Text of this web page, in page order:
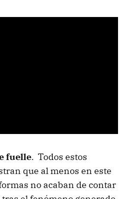
fuelle. Todos estos
que al menos en este
no acaban de contar